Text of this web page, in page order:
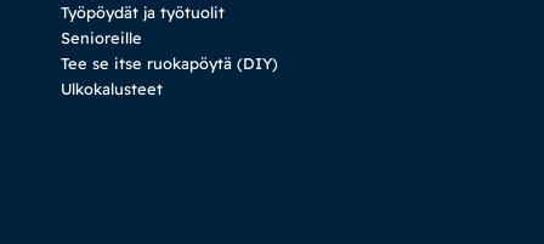
Työpöydät ja työtuolit
Senioreille
Tee se itse ruokapöytä (DIY)
Ulkokalusteet